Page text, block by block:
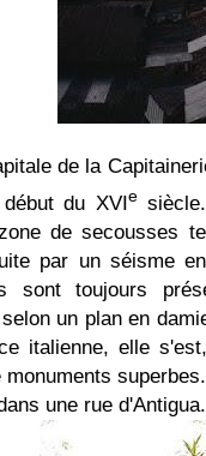
de la
du XVIe
de secousses
par un séisme
sont toujours
un plan en
italienne, elle
monuments superbes.
une rue